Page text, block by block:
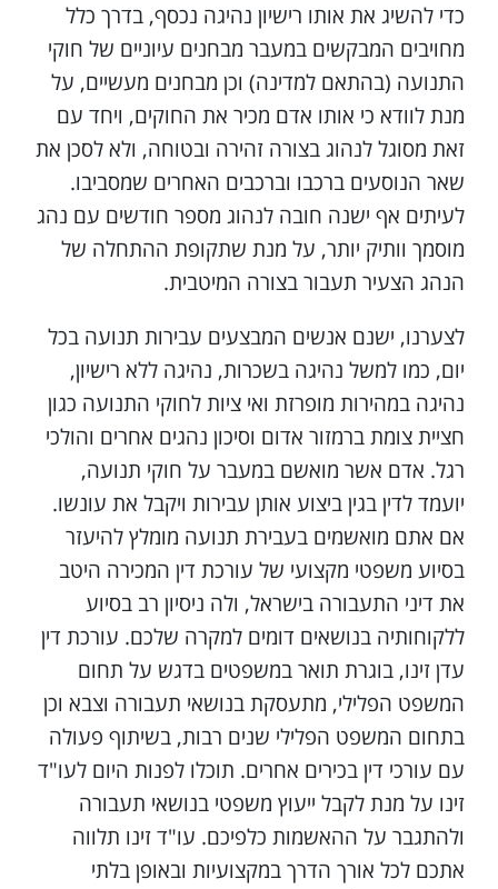
כדי להשיג את אותו רישיון נהיגה נכסף, בדרך כלל
מחויבים המבקשים במעבר מבחנים עיוניים של חוקי
התנועה (בהתאם למדינה) וכן מבחנים מעשיים, על
מנת לוודא כי אותו אדם מכיר את החוקים, ויחד עם
זאת מסוגל לנהוג בצורה זהירה ובטוחה, ולא לסכן את
שאר הנוסעים ברכבו וברכבים האחרים שמסביבו.
לעיתים אף ישנה חובה לנהוג מספר חודשים עם נהג
מוסמך וותיק יותר, על מנת שתקופת ההתחלה של
הנהג הצעיר תעבור בצורה המיטבית.
לצערנו, ישנם אנשים המבצעים עבירות תנועה בכל
יום, כמו למשל נהיגה בשכרות, נהיגה ללא רישיון,
נהיגה במהירות מופרזת ואי ציות לחוקי התנועה כגון
חציית צומת ברמזור אדום וסיכון נהגים אחרים והולכי
רגל. אדם אשר מואשם במעבר על חוקי תנועה,
יועמד לדין בגין ביצוע אותן עבירות ויקבל את עונשו.
אם אתם מואשמים בעבירת תנועה מומלץ להיעזר
בסיוע משפטי מקצועי של עורכת דין המכירה היטב
את דיני התעבורה בישראל, ולה ניסיון רב בסיוע
ללקוחותיה בנושאים דומים למקרה שלכם. עורכת דין
עדן זינו, בוגרת תואר במשפטים בדגש על תחום
המשפט הפלילי, מתעסקת בנושאי תעבורה וצבא וכן
בתחום המשפט הפלילי שנים רבות, בשיתוף פעולה
עם עורכי דין בכירים אחרים. תוכלו לפנות היום לעו"ד
זינו על מנת לקבל ייעוץ משפטי בנושאי תעבורה
ולהתגבר על ההאשמות כלפיכם. עו"ד זינו תלווה
אתכם לכל אורך הדרך במקצועיות ובאופן בלתי